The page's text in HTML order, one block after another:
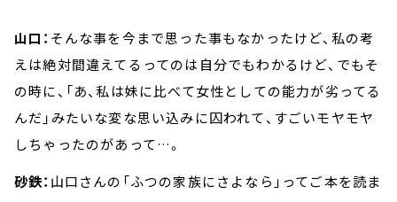
山口： そんな事を今まで思った事もなかったけど、私の考
えは絶対間違えてるってのは自分でもわかるけど、でもそ
の時に、「あ、私は妹に比べて女性としての能力が劣ってる
んだ」みたいな変な思い込みに囚われて、すごいモヤモヤ
しちゃったのがあって…。
砂鉄： 山口さんの「ふつの家族にさよなら」ってご本を読ま